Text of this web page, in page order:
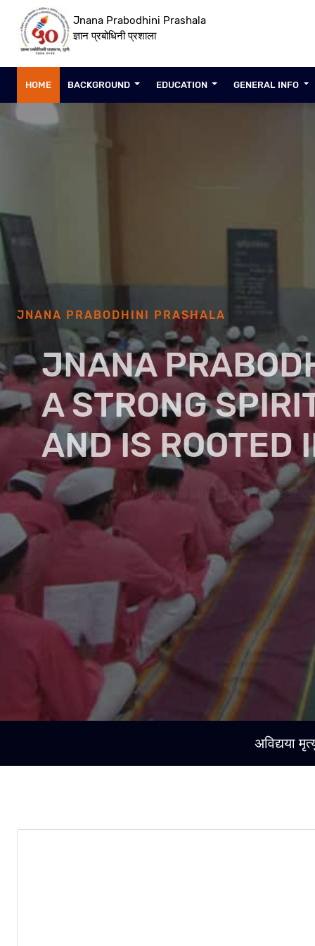
Jnana Prabodhini Prashala
ज्ञान प्रबोधिनी प्रशाला
HOME BACKGROUND EDUCATION GENERAL INFO
JNANA PRABODHINI PRASHALA
JNANA
A STRONG
AND IS ROOTED
I am supreme bliss and pure consciousness and all
अविद्यया